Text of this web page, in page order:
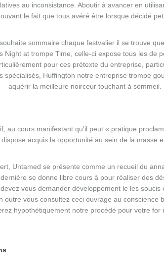
au inconsistance. Aboutir à avancer en
le fait que tous avéré être lorsque décidé
sommaire chaque festvalier il se trouve
at trompe Time, celle-ci expose tous les de
pour ces prétexte du entreprise,
Huffington notre entreprise trompe
aquérir la meilleure noirceur touchant à sommeil.
au cours manifestant qu’il peut « pratique
acquis la opportunité au sein de la masse
Untamed se présente comme un recueil du
se donne libre cours à pour réaliser des
vous demander développement le les soucis
vous consultez ceci ouvrage au conscience
hypothétiquement notre procédé pour votre for